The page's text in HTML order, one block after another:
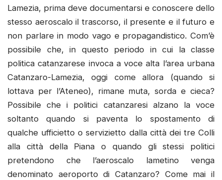
Lamezia, prima deve documentarsi e conoscere dello
stesso aeroscalo il trascorso, il presente e il futuro e
non parlare in modo vago e propagandistico. Com’è
possibile che, in questo periodo in cui la classe
politica catanzarese invoca a voce alta l’area urbana
Catanzaro-Lamezia, oggi come allora (quando si
lottava per l’Ateneo), rimane muta, sorda e cieca?
Possibile che i politici catanzaresi alzano la voce
soltanto quando si paventa lo spostamento di
qualche ufficietto o servizietto dalla città dei tre Colli
alla città della Piana o quando gli stessi politici
pretendono che l’aeroscalo lametino venga
denominato aeroporto di Catanzaro? Come mai il